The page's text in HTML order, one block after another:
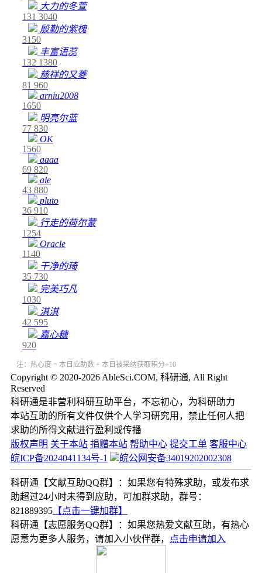
大力的冬萱
131 3040
殷勤的紫槐
3150
丰富语蕊
132 1380
慈祥的又菱
81 960
arniu2008
1650
明亮尔蓝
77 830
OK
1560
aaaa
69 820
ale
43 880
pluto
36 910
行走的荷尔蒙
1254
Oracle
1140
干净的琦
35 730
完美巧凡
1030
淇淇
42 595
嘉心糖
920
注：热心度 = 本日应助数 + 本日被采纳获取积分÷10
Copyright © 2020-2026 AbleSci.COM, 科研通, All Right
Reserved
科研通是非营利科研互助平台，不忘初心，为科研助力
本站互助的所有文件仅供个人学习研究用，禁止任何人把
求助的所得文献进行盈利或传播
版权声明 关于本站 捐赠本站 帮助中心 提交工单 客服中心
皖ICP备2024041134号-1
皖公网安备34019202002308
科研通【文献互助QQ群】：如果您有特殊求助，或发布求
助超过24小时未得到应助，可加群求助，群号：
821889395 【点击一键加群】
科研通【志愿服务QQ群】：如果您热爱文献互助，有热心
愿意为更多人服务，请加入小伙伴群，
点击申请加入